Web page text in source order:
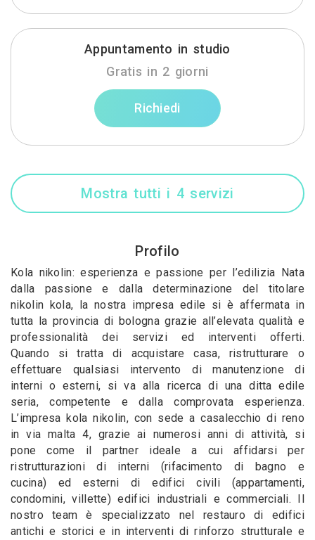
Appuntamento in studio
Gratis in 2 giorni
Richiedi
Mostra tutti i 4 servizi
Profilo
Kola nikolin: esperienza e passione per l’edilizia Nata
dalla passione e dalla determinazione del titolare
nikolin kola, la nostra impresa edile si è affermata in
tutta la provincia di bologna grazie all’elevata qualità e
professionalità dei servizi ed interventi offerti.
Quando si tratta di acquistare casa, ristrutturare o
effettuare qualsiasi intervento di manutenzione di
interni o esterni, si va alla ricerca di una ditta edile
seria, competente e dalla comprovata esperienza.
L’impresa kola nikolin, con sede a casalecchio di reno
in via malta 4, grazie ai numerosi anni di attività, si
pone come il partner ideale a cui affidarsi per
ristrutturazioni di interni (rifacimento di bagno e
cucina) ed esterni di edifici civili (appartamenti,
condomini, villette) edifici industriali e commerciali. Il
nostro team è specializzato nel restauro di edifici
antichi e storici e in interventi di rinforzo strutturale e